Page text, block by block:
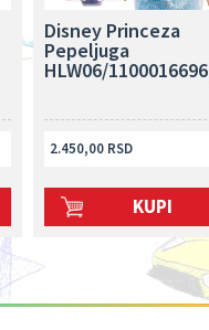
Disney Princeza
Pepeljuga
HLW06/1100016696
2.450,00 RSD
KUPI